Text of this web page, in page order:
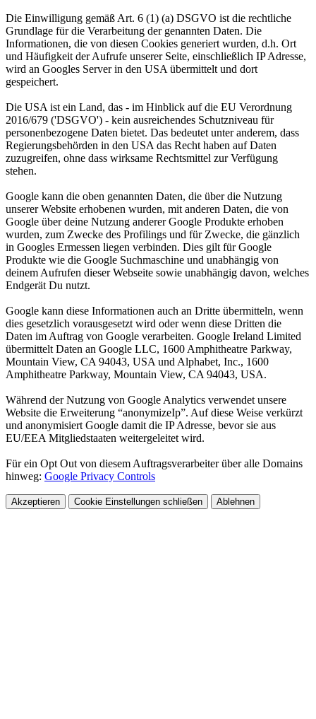
Die Einwilligung gemäß Art. 6 (1) (a) DSGVO ist die rechtliche
Grundlage für die Verarbeitung der genannten Daten. Die
Informationen, die von diesen Cookies generiert wurden, d.h. Ort
und Häufigkeit der Aufrufe unserer Seite, einschließlich IP Adresse,
wird an Googles Server in den USA übermittelt und dort
gespeichert.
Die USA ist ein Land, das - im Hinblick auf die EU Verordnung
2016/679 ('DSGVO') - kein ausreichendes Schutzniveau für
personenbezogene Daten bietet. Das bedeutet unter anderem, dass
Regierungsbehörden in den USA das Recht haben auf Daten
zuzugreifen, ohne dass wirksame Rechtsmittel zur Verfügung
stehen.
Google kann die oben genannten Daten, die über die Nutzung
unserer Website erhobenen wurden, mit anderen Daten, die von
Google über deine Nutzung anderer Google Produkte erhoben
wurden, zum Zwecke des Profilings und für Zwecke, die gänzlich
in Googles Ermessen liegen verbinden. Dies gilt für Google
Produkte wie die Google Suchmaschine und unabhängig von
deinem Aufrufen dieser Webseite sowie unabhängig davon, welches
Endgerät Du nutzt.
Google kann diese Informationen auch an Dritte übermitteln, wenn
dies gesetzlich vorausgesetzt wird oder wenn diese Dritten die
Daten im Auftrag von Google verarbeiten. Google Ireland Limited
übermittelt Daten an Google LLC, 1600 Amphitheatre Parkway,
Mountain View, CA 94043, USA und Alphabet, Inc., 1600
Amphitheatre Parkway, Mountain View, CA 94043, USA.
Während der Nutzung von Google Analytics verwendet unsere
Website die Erweiterung “anonymizeIp”. Auf diese Weise verkürzt
und anonymisiert Google damit die IP Adresse, bevor sie aus
EU/EEA Mitgliedstaaten weitergeleitet wird.
Für ein Opt Out von diesem Auftragsverarbeiter über alle Domains
hinweg: Google Privacy Controls
Akzeptieren Cookie Einstellungen schließen Ablehnen